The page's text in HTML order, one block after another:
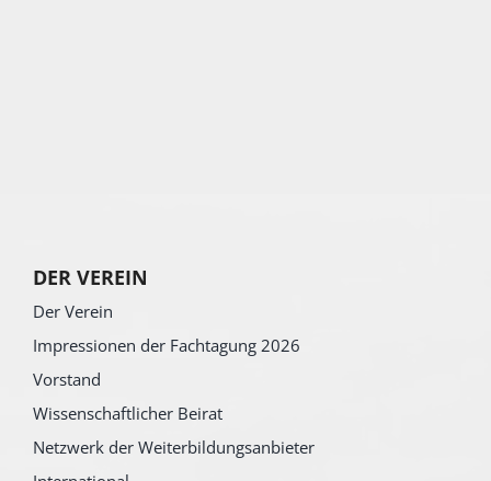
DER VEREIN
Der Verein
Impressionen der Fachtagung 2026
Vorstand
Wissenschaftlicher Beirat
Netzwerk der Weiterbildungsanbieter